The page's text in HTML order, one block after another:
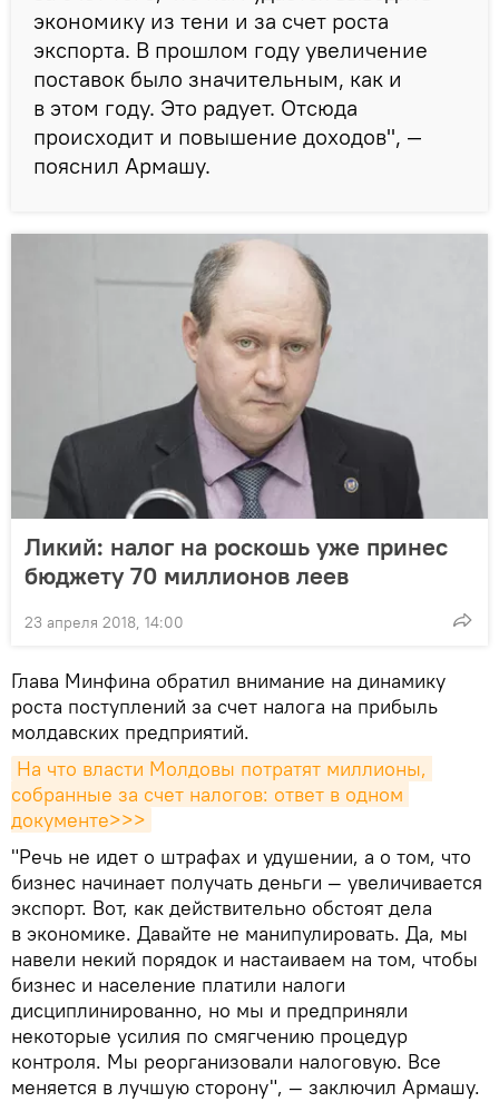
экономику из тени и за счет роста
экспорта. В прошлом году увеличение
поставок было значительным, как и
в этом году. Это радует. Отсюда
происходит и повышение доходов", —
пояснил Армашу.
Ликий: налог на роскошь уже принес
бюджету 70 миллионов леев
23 апреля 2018, 14:00
Глава Минфина обратил внимание на динамику
роста поступлений за счет налога на прибыль
молдавских предприятий.
На что власти Молдовы потратят миллионы,
собранные за счет налогов: ответ в одном
документе>>>
"Речь не идет о штрафах и удушении, а о том, что
бизнес начинает получать деньги — увеличивается
экспорт. Вот, как действительно обстоят дела
в экономике. Давайте не манипулировать. Да, мы
навели некий порядок и настаиваем на том, чтобы
бизнес и население платили налоги
дисциплинированно, но мы и предприняли
некоторые усилия по смягчению процедур
контроля. Мы реорганизовали налоговую. Все
меняется в лучшую сторону", — заключил Армашу.